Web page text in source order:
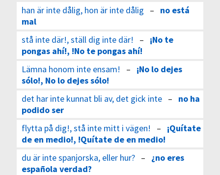
han är inte dålig, hon är inte dålig – no está
mal
stå inte där!, ställ dig inte där! – ¡No te
pongas ahí!, !No te pongas ahí!
Lämna honom inte ensam! – ¡No lo dejes
sólo!, No lo dejes sólo!
det har inte kunnat bli av, det gick inte– no ha
podido ser
flytta på dig!, stå inte mitt i vägen! – ¡Quítate
de en medio!, !Quítate de en medio!
du är inte spanjorska, eller hur?– ¿no eres
española verdad?